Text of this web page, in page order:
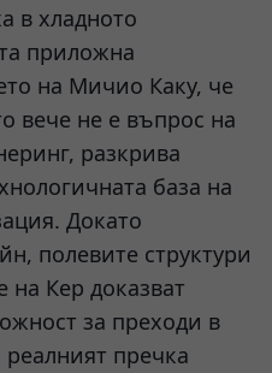
в хладното
приложна
на Мичио Каку, че
вече не е въпрос на
разкрива
база на
Докато
полевите структури
на Кер доказват
за преходи в
пречка